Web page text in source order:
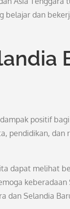
belajar dan
positif
pendidikan, dan
dapat melihat
dan Selandia